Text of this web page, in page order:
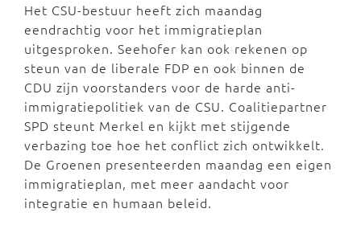
Het CSU-bestuur heeft zich maandag
eendrachtig voor het immigratieplan
uitgesproken. Seehofer kan ook rekenen op
steun van de liberale FDP en ook binnen de
CDU zijn voorstanders voor de harde anti-
immigratiepolitiek van de CSU. Coalitiepartner
SPD steunt Merkel en kijkt met stijgende
verbazing toe hoe het conflict zich ontwikkelt.
De Groenen presenteerden maandag een eigen
immigratieplan, met meer aandacht voor
integratie en humaan beleid.